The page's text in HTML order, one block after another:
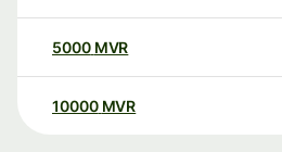
5000 MVR
10000 MVR